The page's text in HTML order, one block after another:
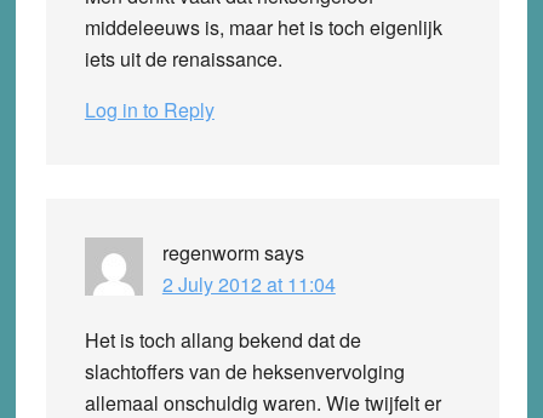
middeleeuws is, maar het is toch eigenlijk
iets uit de renaissance.
Log in to Reply
regenwormsays
2 July 2012 at 11:04
Het is toch allang bekend dat de
slachtoffers van de heksenvervolging
allemaal onschuldig waren. Wie twijfelt er